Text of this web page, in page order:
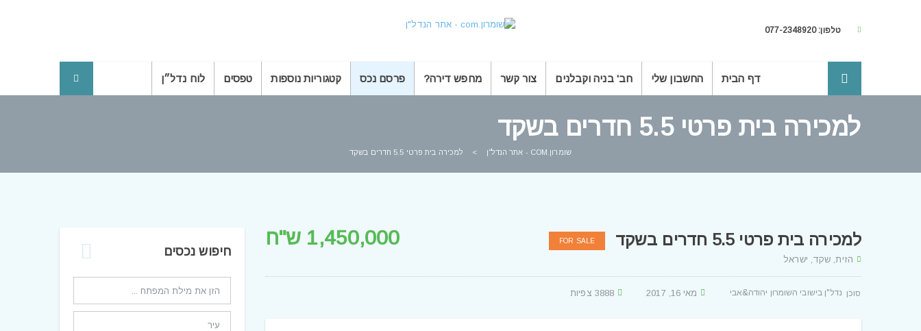
טלפון: 077-2348920
דף הבית החשבון שלי חב' בניה וקבלנים צור קשר מחפש דירה? פרסם נכס קטגוריות נוספות טפסים לוח נדל״ן
למכירה בית פרטי 5.5 חדרים בשקד
שומרון.COM - אתר הנדל"ן > למכירה בית פרטי 5.5 חדרים בשקד
למכירה בית פרטי 5.5 חדרים בשקד FOR SALE 1,450,000 ש"ח
הזית, שקד, ישראל
נדל"ן בישובי השומרון יהודה&אבי מאי 16, 2017 3888 צפיות
חיפוש נכסים